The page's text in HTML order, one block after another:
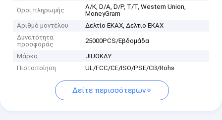
Όροι πληρωμής
Λ/Κ, D/A, D/P, T/T, Western Union,
MoneyGram
Αριθμό μοντέλου
Δελτίο ΕΚΑΧ, Δελτίο ΕΚΑΧ
Δυνατότητα
προσφοράς
25000PCS/Εβδομάδα
Μάρκα
JIUOKAY
Πιστοποίηση
UL/FCC/CE/ISO/PSE/CB/Rohs
Δείτε περισσότερων